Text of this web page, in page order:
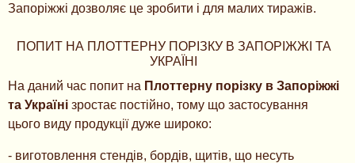
Запоріжжі дозволяє це зробити і для малих тиражів.
ПОПИТ НА ПЛОТТЕРНУ ПОРІЗКУ В ЗАПОРІЖЖІ ТА
УКРАЇНІ
На даний час попит на Плоттерну порізку в Запоріжжі
та Україні зростає постійно, тому що застосування
цього виду продукції дуже широко:
- виготовлення стендів, бордів, щитів, що несуть